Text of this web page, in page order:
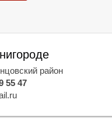
район
55 47